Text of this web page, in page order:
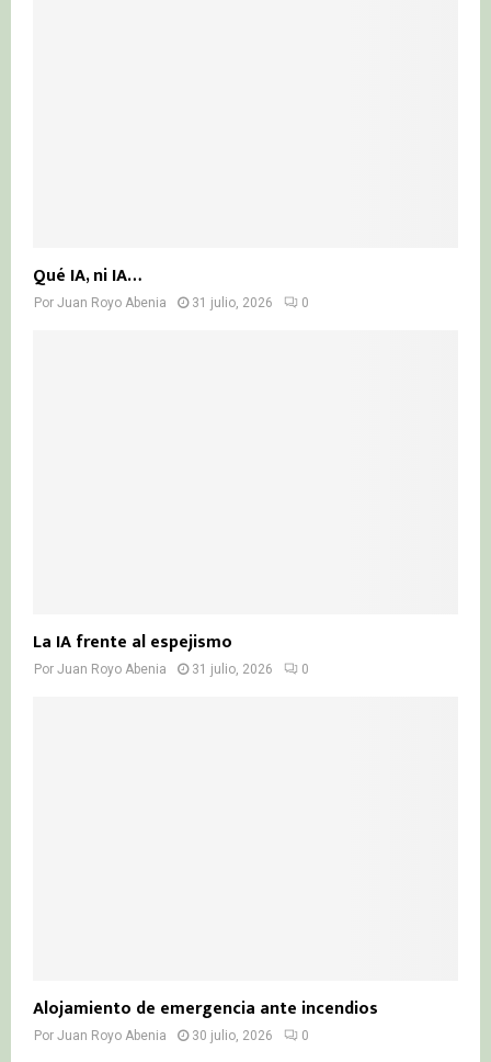
Qué IA, ni IA…
Por Juan Royo Abenia 31 julio, 2026 0
La IA frente al espejismo
Por Juan Royo Abenia 31 julio, 2026 0
Alojamiento de emergencia ante incendios
Por Juan Royo Abenia 30 julio, 2026 0